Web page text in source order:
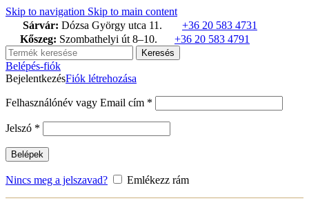
Skip to navigation Skip to main content
Sárvár: Dózsa György utca 11.
+36 20 583 4731
Kőszeg: Szombathelyi út 8–10. +36 20 583 4791
Keresés
Belépés-fiók
BejelentkezésFiók létrehozása
Felhasználónév vagy Email cím *
Jelszó *
Belépek
Nincs meg a jelszavad? Emlékezz rám